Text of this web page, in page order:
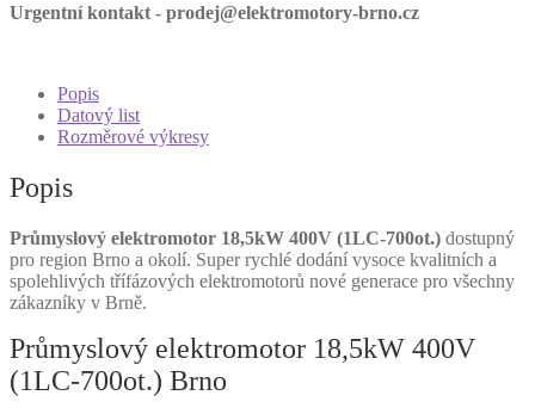
Urgentní kontakt - prodej@elektromotory-brno.cz
Popis
Datový list
Rozměrové výkresy
Popis
Průmyslový elektromotor 18,5kW 400V (1LC-700ot.) dostupný
pro region Brno a okolí. Super rychlé dodání vysoce kvalitních a
spolehlivých třífázových elektromotorů nové generace pro všechny
zákazníky v Brně.
Průmyslový elektromotor 18,5kW 400V
(1LC-700ot.) Brno